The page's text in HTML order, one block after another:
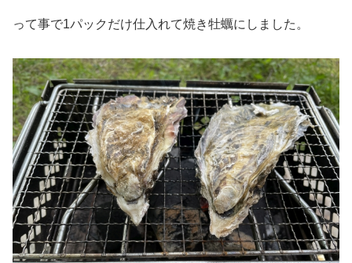
って事で1パックだけ仕入れて焼き牡蠣にしました。